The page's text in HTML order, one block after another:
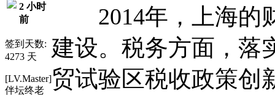
2 小时
前
签到天数:
4273 天
[LV.Master]
伴坛终老
2014年，上海的
建设。税务方面，落
贸试验区税收政策创